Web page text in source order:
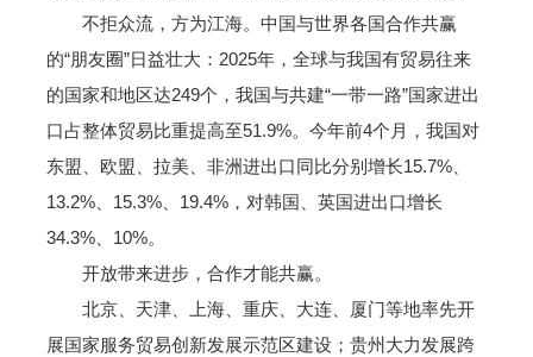
不拒众流，方为江海。中国与世界各国合作共赢
的“朋友圈”日益壮大：2025年，全球与我国有贸易往来
的国家和地区达249个，我国与共建“一带一路”国家进出
口占整体贸易比重提高至51.9%。今年前4个月，我国对
东盟、欧盟、拉美、非洲进出口同比分别增长15.7%、
13.2%、15.3%、19.4%，对韩国、英国进出口增长
34.3%、10%。
开放带来进步，合作才能共赢。
北京、天津、上海、重庆、大连、厦门等地率先开
展国家服务贸易创新发展示范区建设；贵州大力发展跨